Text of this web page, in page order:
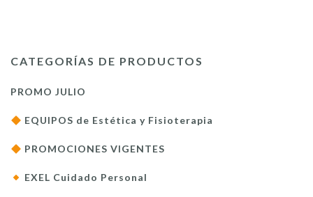
CATEGORÍAS DE PRODUCTOS
PROMO JULIO
EQUIPOS de Estética y Fisioterapia
PROMOCIONES VIGENTES
EXEL Cuidado Personal